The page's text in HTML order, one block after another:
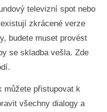
televizní spot nebo
zkrácené verze
budete muset provést
se skladba vešla. Zde
můžete přistupovat k
všechny dialogy a